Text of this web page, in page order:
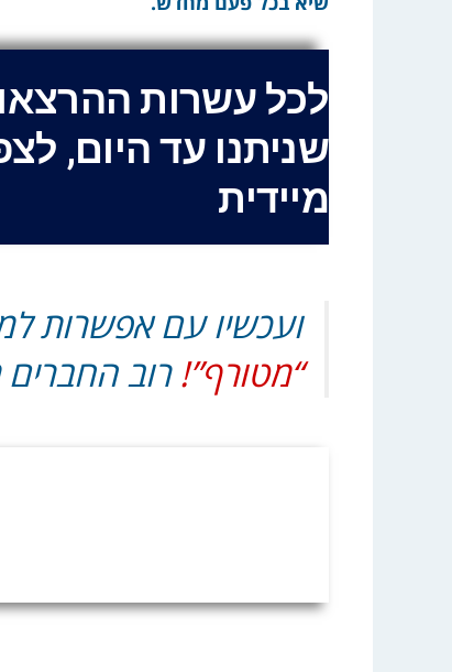
לכל עשרות
שניתנו עד היום,
מיידית
ועכשיו עם אפשרות
“מטורף”!רוב החברים